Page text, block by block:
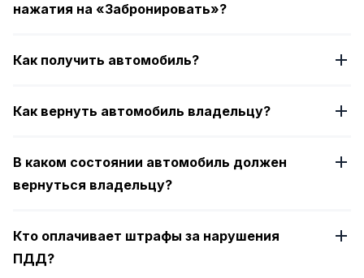
нажатия на «Забронировать»?
Как получить автомобиль?
Как вернуть автомобиль владельцу?
В каком состоянии автомобиль должен
вернуться владельцу?
Кто оплачивает штрафы за нарушения
ПДД?